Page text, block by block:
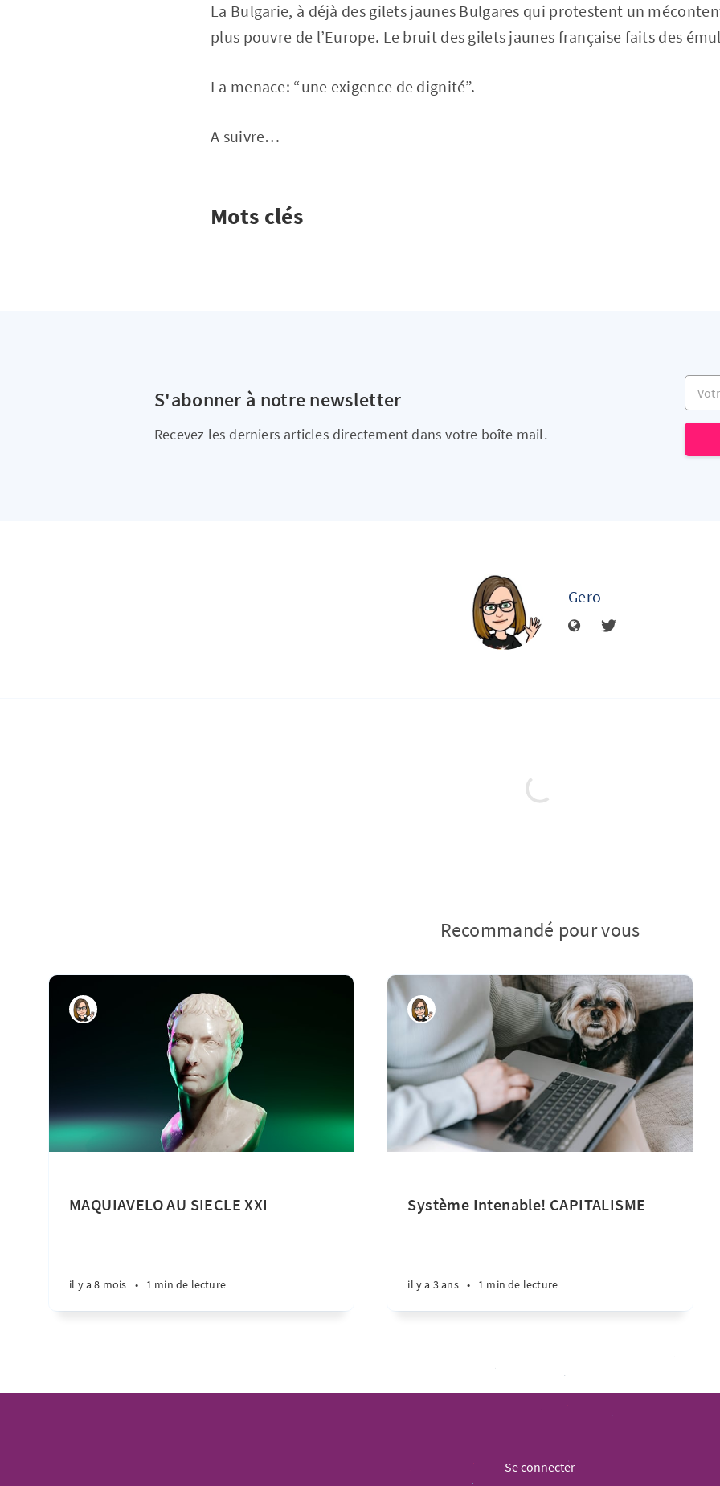
La Bulgarie, à déjà des gilets jaunes Bulgares qui protestent un
plus pouvre de l’Europe. Le bruit des gilets jaunes française faits des
La menace: “une exigence de dignité”.
A suivre…
Mots clés
S'abonner à notre newsletter
Recevez les derniers articles directement dans votre boîte mail.
Votre
Gero
Recommandé pour vous
MAQUIAVELO AU SIECLE XXI
il y a 8 mois • 1 min de lecture
Système Intenable! CAPITALISME
il y a 3 ans • 1 min de lecture
Se connecter